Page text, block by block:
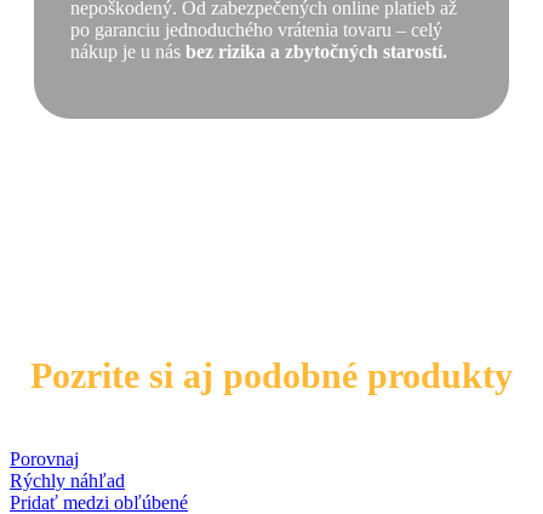
nepoškodený. Od zabezpečených online platieb až
po garanciu jednoduchého vrátenia tovaru – celý
nákup je u nás bez rizika a zbytočných starostí.
Pozrite si aj podobné produkty
Porovnaj
Rýchly náhľad
Pridať medzi obľúbené